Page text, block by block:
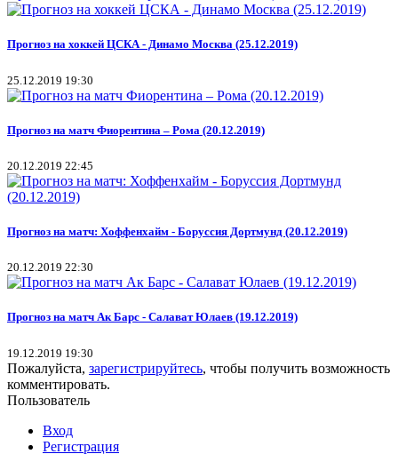
Прогноз на хоккей ЦСКА - Динамо Москва (25.12.2019)
25.12.2019 19:30
Прогноз на матч Фиорентина – Рома (20.12.2019)
20.12.2019 22:45
Прогноз на матч: Хоффенхайм - Боруссия Дортмунд (20.12.2019)
20.12.2019 22:30
Прогноз на матч Ак Барс - Салават Юлаев (19.12.2019)
19.12.2019 19:30
Пожалуйста, зарегистрируйтесь, чтобы получить возможность
комментировать.
Пользователь
Вход
Регистрация